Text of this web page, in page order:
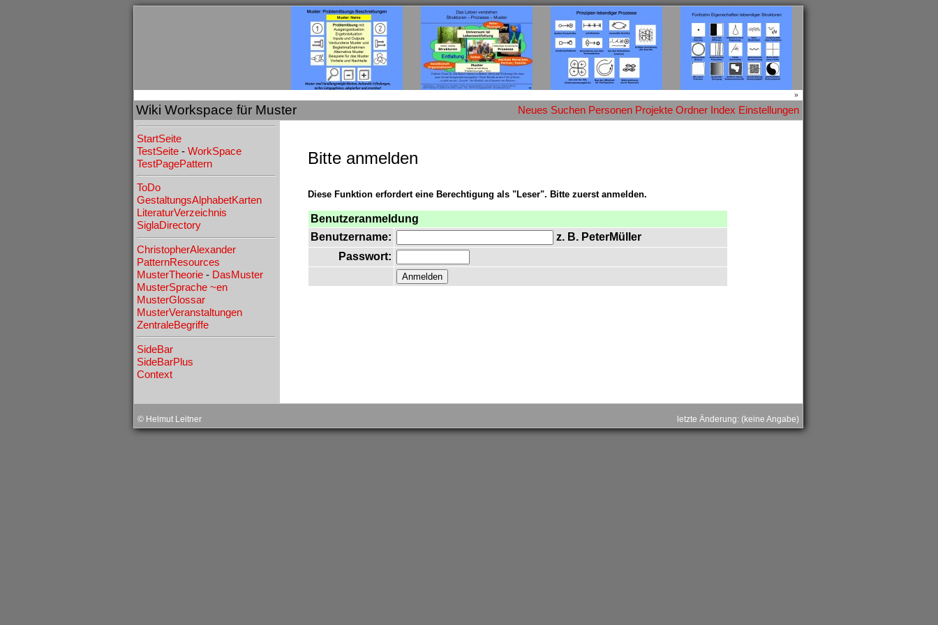
»
Wiki Workspace für Muster Neues Suchen Personen Projekte Ordner Index Einstellungen
StartSeite
TestSeite- WorkSpace
TestPagePattern
ToDo
GestaltungsAlphabetKarten
LiteraturVerzeichnis
SiglaDirectory
ChristopherAlexander
PatternResources
MusterTheorie- DasMuster
MusterSprache ~en
MusterGlossar
MusterVeranstaltungen
ZentraleBegriffe
SideBar
SideBarPlus
Context
Bitte anmelden
Diese Funktion erfordert eine Berechtigung als "Leser". Bitte zuerst anmelden.
Benutzeranmeldung
Benutzername:
z. B. PeterMüller
Passwort:
© Helmut Leitner letzte Änderung: (keine Angabe)